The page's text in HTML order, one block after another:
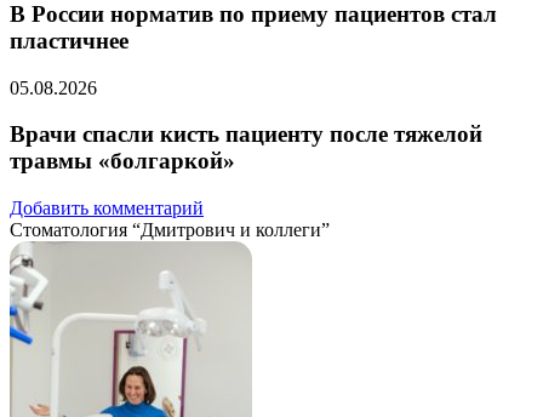
В России норматив по приему пациентов стал
пластичнее
05.08.2026
Врачи спасли кисть пациенту после тяжелой
травмы «болгаркой»
Добавить комментарий
Стоматология “Дмитрович и коллеги”